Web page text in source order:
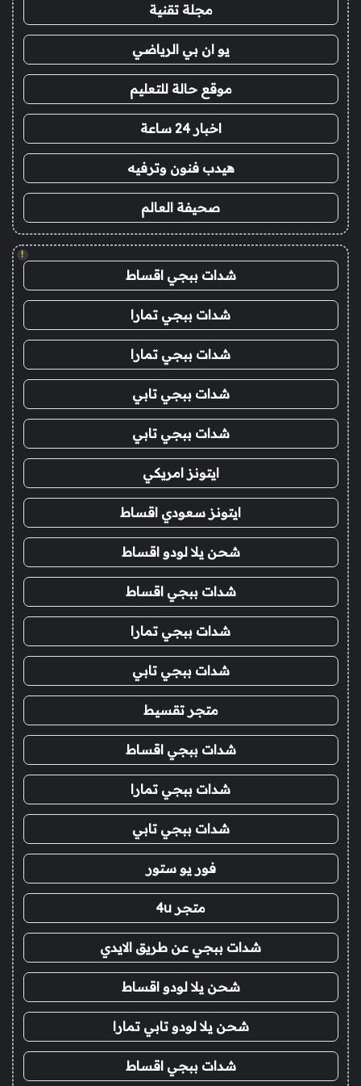
مجلة تقنية
يو ان بي الرياضي
موقع حالة للتعليم
اخبار 24 ساعة
هيدب فنون وترفيه
صحيفة العالم
!
شدات ببجي اقساط
شدات ببجي تمارا
شدات ببجي تمارا
شدات ببجي تابي
شدات ببجي تابي
ايتونز امريكي
ايتونز سعودي اقساط
شحن يلا لودو اقساط
شدات ببجي اقساط
شدات ببجي تمارا
شدات ببجي تابي
متجر تقسيط
شدات ببجي اقساط
شدات ببجي تمارا
شدات ببجي تابي
فور يو ستور
متجر 4u
شدات ببجي عن طريق الايدي
شحن يلا لودو اقساط
شحن يلا لودو تابي تمارا
شدات ببجي اقساط